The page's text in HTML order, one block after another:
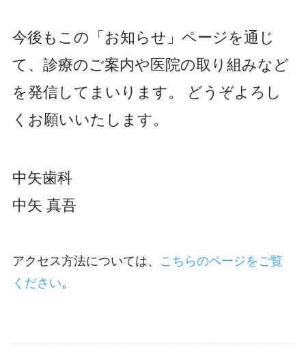
今後もこの「お知らせ」ページを通じ
て、診療のご案内や医院の取り組みなど
を発信してまいります。 どうぞよろし
くお願いいたします。
中矢歯科
中矢 真吾
アクセス方法については、
こちらのページをご覧
ください。